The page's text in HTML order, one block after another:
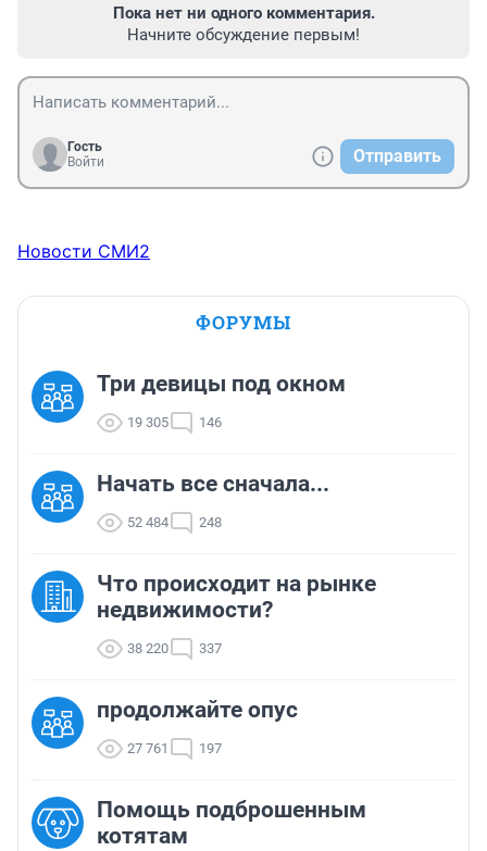
Пока нет ни одного комментария.
Начните обсуждение первым!
Гость
Войти
Отправить
Новости СМИ2
ФОРУМЫ
Три девицы под окном
19 305 146
Начать все сначала...
52 484 248
Что происходит на рынке
недвижимости?
38 220 337
продолжайте опус
27 761 197
Помощь подброшенным
котятам